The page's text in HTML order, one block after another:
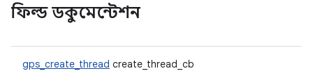
ফিল্ড ডকুমেন্টেশন
gps_create_thread create_thread_cb